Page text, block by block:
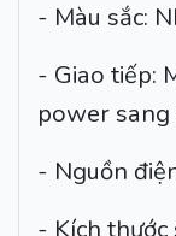
- Màu sắc:
- Giao tiếp:
power
- Nguồn
- Kích thước